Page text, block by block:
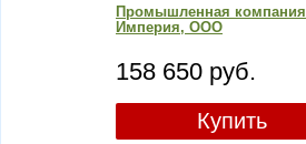
Промышленная компания
Империя, ООО
158 650 руб.
Купить